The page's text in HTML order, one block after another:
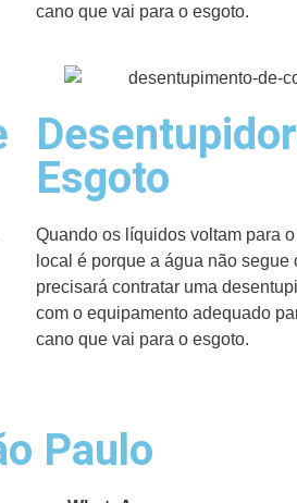
cano que vai para o esgoto.
Esgoto
Quando os líquidos voltam para
local é porque a água não segue
precisará contratar uma
com o equipamento adequado
cano que vai para o esgoto.
Paulo